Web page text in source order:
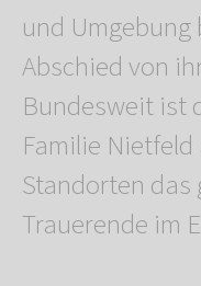
und
Abschied von
Bundesweit ist
Familie
Standorten
Trauerende im